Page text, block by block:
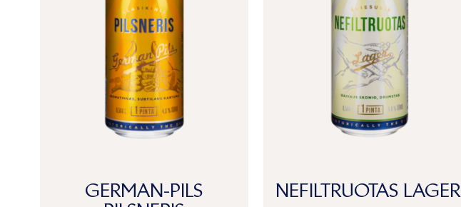
GERMAN-PILS
NEFILTRUOTAS LAGER